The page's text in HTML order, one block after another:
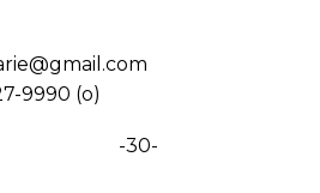
9990 (o)
-30-